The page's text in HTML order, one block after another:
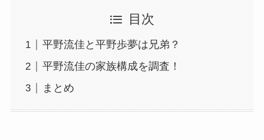
目次
平野流佳と平野歩夢は兄弟？
平野流佳の家族構成を調査！
まとめ